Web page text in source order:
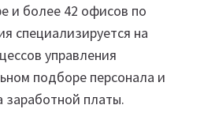
и более 42 офисов по
специализируется на
управления
подборе персонала и
заработной платы.